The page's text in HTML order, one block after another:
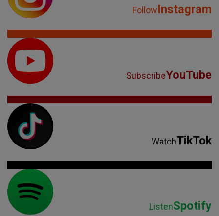
FollowInstagram
SubscribeYouTube
WatchTikTok
ListenSpotify